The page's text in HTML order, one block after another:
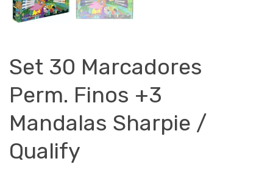
Set 30 Marcadores
Perm. Finos +3
Mandalas Sharpie /
Qualify